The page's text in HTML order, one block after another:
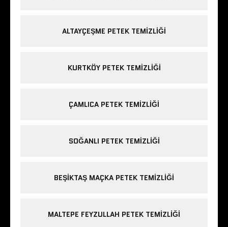
ALTAYÇEŞME PETEK TEMIZLIĞI
KURTKÖY PETEK TEMIZLIĞI
ÇAMLICA PETEK TEMIZLIĞI
SOĞANLI PETEK TEMIZLIĞI
BEŞIKTAŞ MAÇKA PETEK TEMIZLIĞI
MALTEPE FEYZULLAH PETEK TEMIZLIĞI